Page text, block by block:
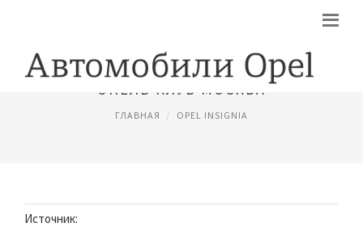
ОПЕЛЬ КЛУБ МОСКВА
ГЛАВНАЯ OPEL INSIGNIA
Источник: